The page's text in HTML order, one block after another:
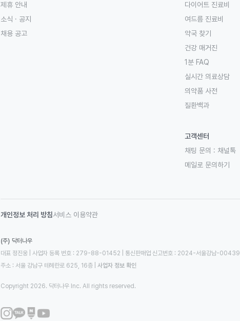
제휴 안내
소식 · 공지
채용 공고
다이어트 진료비
여드름 진료비
약국 찾기
건강 매거진
1분 FAQ
실시간 의료상담
의약품 사전
질환백과
고객센터
채팅 문의 : 채널톡
메일로 문의하기
개인정보 처리 방침서비스 이용약관
(주) 닥터나우
대표 정진웅 | 사업자 등록 번호 : 279-88-01452 | 통신판매업 신고번호 : 2024-서울강남-00439
주소 : 서울 강남구 테헤란로 625, 16층
사업자 정보 확인
Copyright 2026. 닥터나우 Inc. All rights reserved.